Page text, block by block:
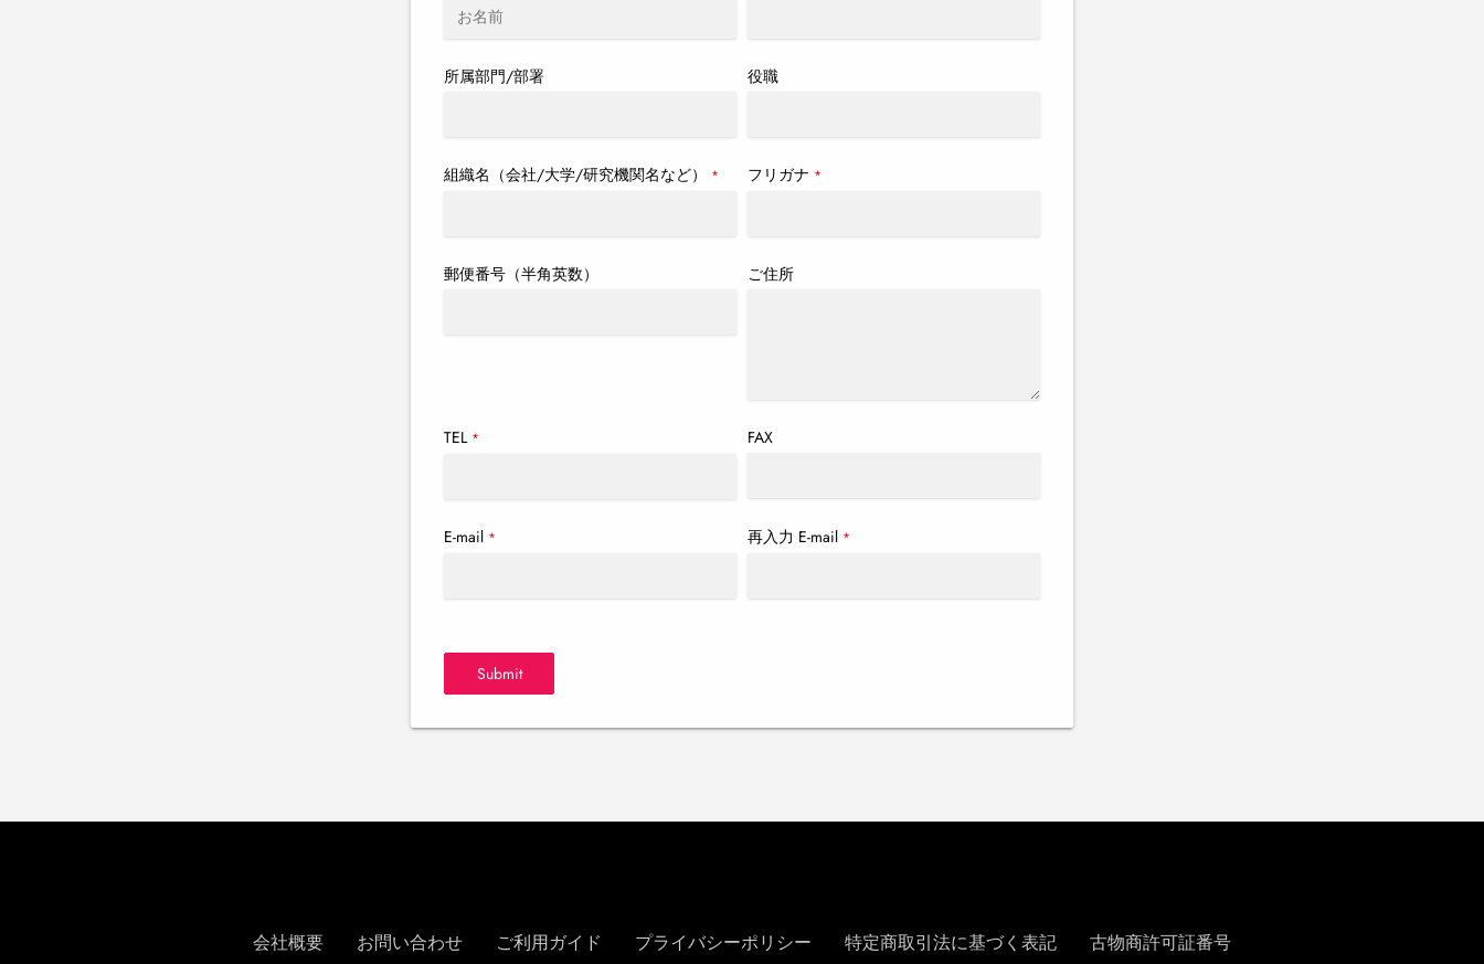
所属部門/部署 役職
組織名（会社/大学/研究機関名など） * フリガナ *
郵便番号（半角英数） ご住所
TEL* FAX
E-mail * 再入力 E-mail *
Submit
会社概要 お問い合わせ ご利用ガイド プライバシーポリシー 特定商取引法に基づく表記 古物商許可証番号